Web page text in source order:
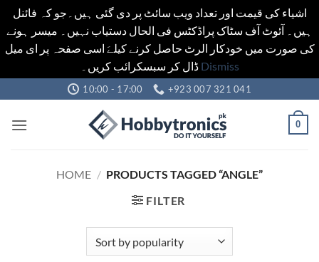
اشیاء کی قیمت اور تعداد ویب سائٹ پر دی گئی ہیں۔جو کہ فائنل
ہیں۔ آئوٹ آف سٹاک پراڈکٹس فی الحال دستیاب نہیں۔ میسر ہونے
کی صورت میں خودکار الرٹ حاصل کرنے کیلےَ اسی صفحہ پر ای میل
ڈال کر سبسکرائب کریں۔ Dismiss
to
content
10:00 - 17:00 +923 007 321 041
0
HOME / PRODUCTS TAGGED “ANGLE”
FILTER